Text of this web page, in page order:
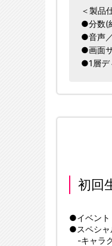
＜製品
●分数(
●音声
●画面
●1層デ
初回
●イベント
●スペシャ
-キャラ